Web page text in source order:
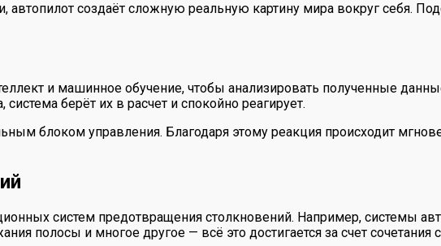
создаёт сложную реальную картину мира вокруг себя.
и машинное обучение, чтобы анализировать полученные
берёт их в расчет и спокойно реагирует.
блоком управления. Благодаря этому реакция происходит
систем предотвращения столкновений. Например, системы
полосы и многое другое — всё это достигается за счет сочетания